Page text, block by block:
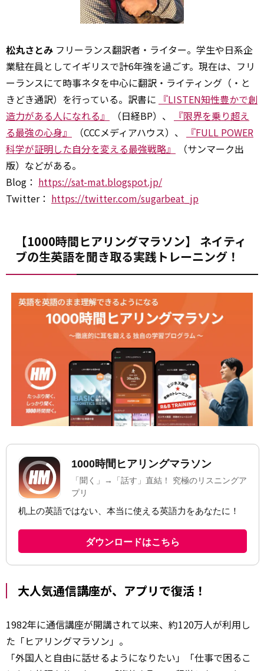
松丸さとみ フリーランス翻訳者・ライター。学生や日系企
業駐在員としてイギリスで計6年強を過ごす。現在は、フリ
ーランスにて時事ネタを中心に翻訳・ライティング（・と
きどき通訳）を行っている。訳書に 『LISTEN――知性豊かで創
造力がある人になれる』
（日経BP）、
『限界を乗り超え
る最強の心身』
（CCCメディアハウス）、
『FULL POWER
科学が証明した自分を変える最強戦略』
（サンマーク出
版）などがある。
Blog： https://sat-mat.blogspot.jp/
Twitter： https://twitter.com/sugarbeat_jp
【1000時間ヒアリングマラソン】 ネイティ
ブの生英語を聞き取る実践トレーニング！
大人気通信講座が、アプリで復活！
1982年に通信講座が開講されて以来、約120万人が利用し
た「ヒアリングマラソン」。
「外国人と自由に話せるようになりたい」「仕事で困るこ